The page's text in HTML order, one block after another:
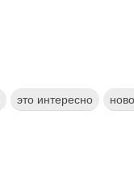
это интересно